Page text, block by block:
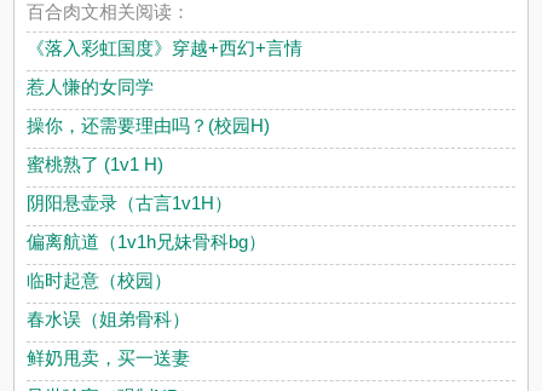
百合肉文相关阅读：
《落入彩虹国度》穿越+西幻+言情
惹人慊的女同学
操你，还需要理由吗？(校园H)
蜜桃熟了 (1v1 H)
阴阳悬壶录（古言1v1H）
偏离航道（1v1h兄妹骨科bg）
临时起意（校园）
春水误（姐弟骨科）
鲜奶甩卖，买一送妻